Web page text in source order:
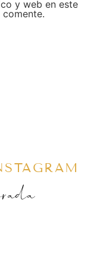
y web en este